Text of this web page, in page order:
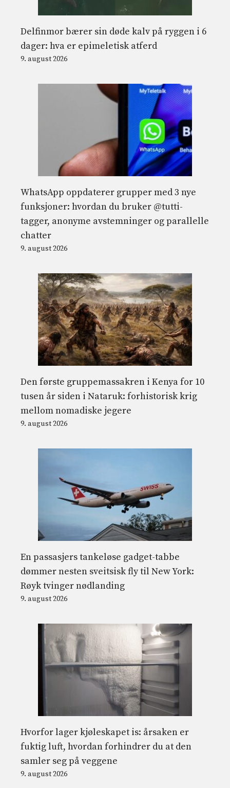
Delfinmor bærer sin døde kalv på ryggen i 6
dager: hva er epimeletisk atferd
9. august 2026
WhatsApp oppdaterer grupper med 3 nye
funksjoner: hvordan du bruker @tutti-
tagger, anonyme avstemninger og parallelle
chatter
9. august 2026
Den første gruppemassakren i Kenya for 10
tusen år siden i Nataruk: forhistorisk krig
mellom nomadiske jegere
9. august 2026
En passasjers tankeløse gadget-tabbe
dømmer nesten sveitsisk fly til New York:
Røyk tvinger nødlanding
9. august 2026
Hvorfor lager kjøleskapet is: årsaken er
fuktig luft, hvordan forhindrer du at den
samler seg på veggene
9. august 2026